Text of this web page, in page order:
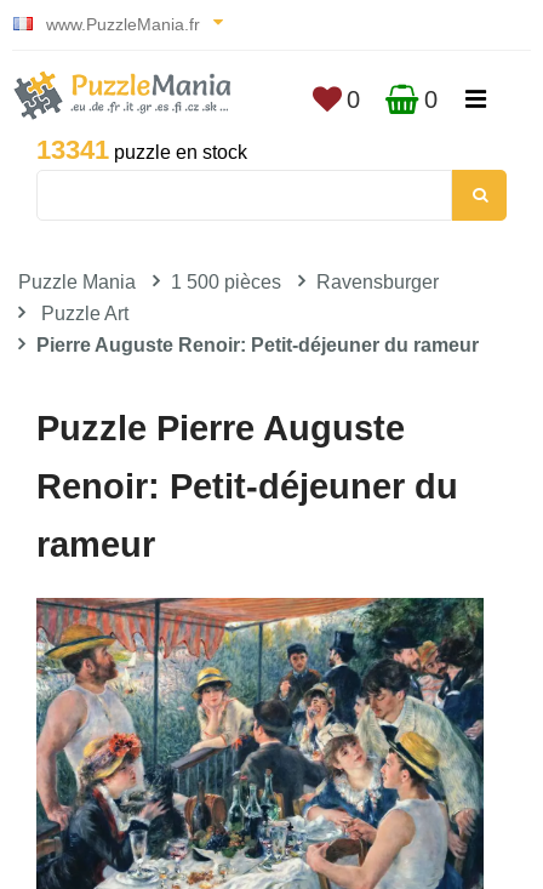
www.PuzzleMania.fr
13341 puzzle en stock
0 0
Puzzle Mania 1 500 pièces
Ravensburger
Puzzle Art
Pierre Auguste Renoir: Petit-déjeuner du rameur
Puzzle Pierre Auguste
Renoir: Petit-déjeuner du
rameur